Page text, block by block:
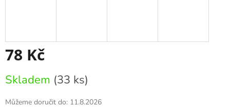
78 Kč
cena:
Skladem (33 ks)
Můžeme doručit do: 11.8.2026